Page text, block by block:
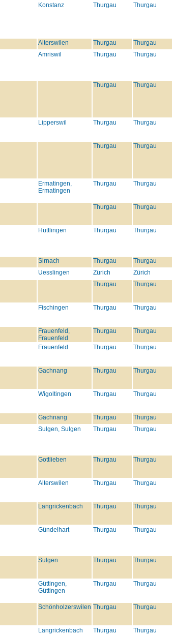
Konstanz Thurgau Thurgau
Alterswilen Thurgau Thurgau
Amriswil Thurgau Thurgau
Thurgau Thurgau
Lipperswil Thurgau Thurgau
Thurgau Thurgau
Ermatingen,
Ermatingen
Thurgau Thurgau
Thurgau Thurgau
Hüttlingen Thurgau Thurgau
Sirnach Thurgau Thurgau
Uesslingen Zürich Zürich
Thurgau Thurgau
Fischingen Thurgau Thurgau
Frauenfeld,
Frauenfeld
Thurgau Thurgau
Frauenfeld Thurgau Thurgau
Gachnang Thurgau Thurgau
Wigoltingen Thurgau Thurgau
Gachnang Thurgau Thurgau
Sulgen, Sulgen Thurgau Thurgau
Gottlieben Thurgau Thurgau
Alterswilen Thurgau Thurgau
Langrickenbach Thurgau Thurgau
Gündelhart Thurgau Thurgau
Sulgen Thurgau Thurgau
Güttingen,
Güttingen
Thurgau Thurgau
Schönholzerswilen Thurgau Thurgau
Langrickenbach Thurgau Thurgau